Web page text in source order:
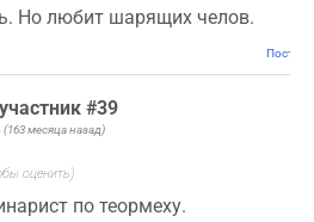
Но любит шарящих челов.
#39
(163 месяца назад)
оценить)
по теормеху.